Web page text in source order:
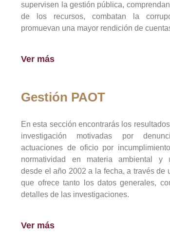
supervisen la gestión pública,
de los recursos, combatan la
promuevan una mayor rendición de
Ver más
Gestión PAOT
En esta sección encontrarás los
investigación motivadas por
actuaciones de oficio por
normatividad en materia ambiental y
desde el año 2002 a la fecha, a través de
que ofrece tanto los datos generales,
detalles de las investigaciones.
Ver más